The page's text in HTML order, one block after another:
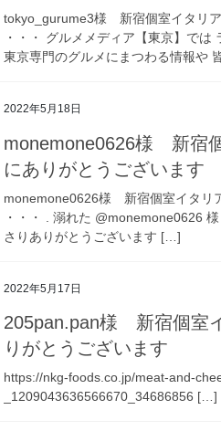
tokyo_gurume3様 新宿個室イタリ
・・・ グルメメディア【東京】で
東京専門のグルメにまつわる情報や
2022年5月18日
monemone0626様 新宿
にありがとうございます
monemone0626様 新宿個室イタリ
・・・ . 溺れた @monemone0626
さりありがとうございます […]
2022年5月17日
205pan.pan様 新宿個室
りがとうございます
https://nkg-foods.co.jp/meat-and-
_1209043636566670_34686856 […]